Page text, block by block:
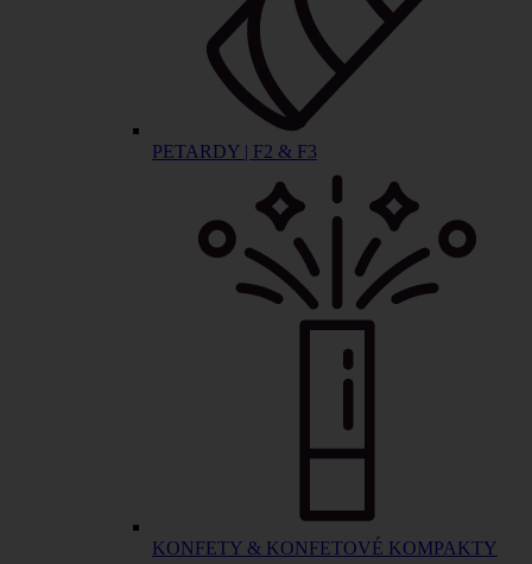
PETARDY | F2 & F3
KONFETY & KONFETOVÉ KOMPAKTY